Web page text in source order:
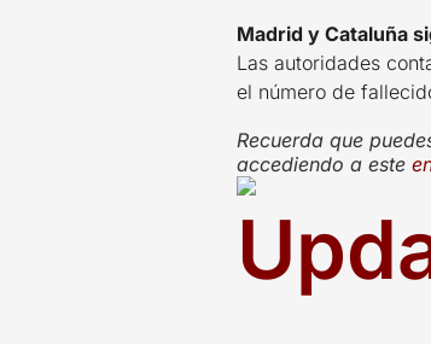
Madrid y Cataluña
Las autoridades
el número de
Recuerda que
accediendo a este